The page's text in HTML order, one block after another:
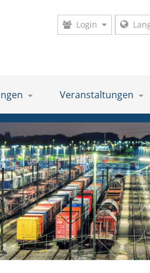
Login
Veranstaltungen